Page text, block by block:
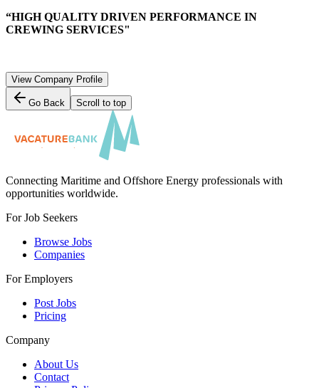
“HIGH QUALITY DRIVEN PERFORMANCE IN
CREWING SERVICES"
View Company Profile
Go Back Scroll to top
Connecting Maritime and Offshore Energy professionals with
opportunities worldwide.
For Job Seekers
Browse Jobs
Companies
For Employers
Post Jobs
Pricing
Company
About Us
Contact